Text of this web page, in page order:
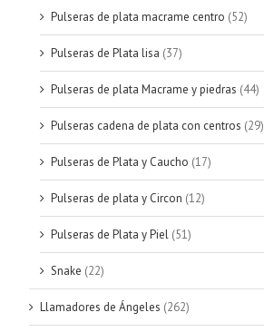
Pulseras de plata macrame centro (52)
Pulseras de Plata lisa (37)
Pulseras de plata Macrame y piedras (44)
Pulseras cadena de plata con centros (29)
Pulseras de Plata y Caucho (17)
Pulseras de plata y Circon (12)
Pulseras de Plata y Piel (51)
Snake (22)
Llamadores de Ángeles (262)